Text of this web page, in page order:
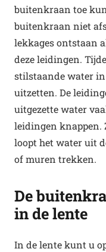
buitenkraan toe
buitenkraan niet
lekkages ontstaan
deze leidingen.
stilstaande water
uitzetten. De
uitgezette water
leidingen knappen.
loopt het water uit
of muren trekken.
De
in de lente
In de lente kunt u